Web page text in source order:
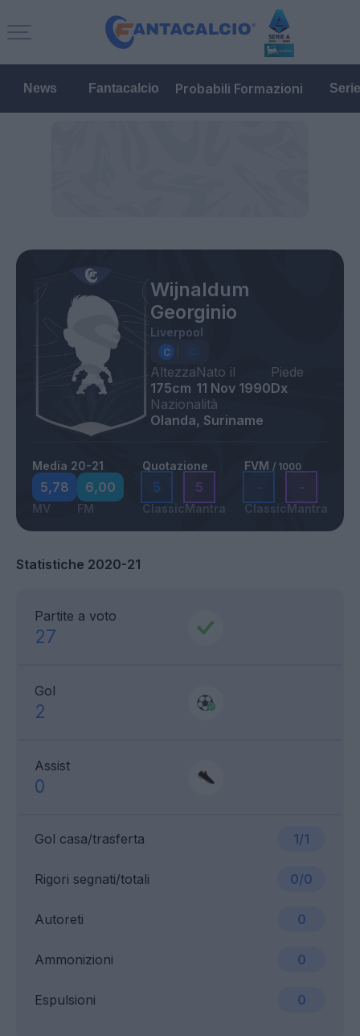
News Fantacalcio Probabili Formazioni
Wijnaldum
Georginio
Liverpool
Altezza
175cm
Nato il
11 Nov 1990
Piede
Dx
Nazionalità
Olanda, Suriname
Media 20-21
5,78
MV
6,00
FM
Quotazione
5
Classic
5
Mantra
FVM / 1000
-
Classic
-
Mantra
Statistiche 2020-21
Partite a voto
27
Gol
2
Assist
0
Gol casa/trasferta 1/1
Ammonizioni 0
Rigori segnati/totali 0/0
Espulsioni 0
Autoreti 0